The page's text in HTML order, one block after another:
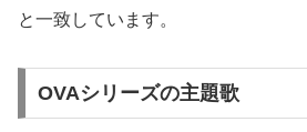
と一致しています。
OVAシリーズの主題歌